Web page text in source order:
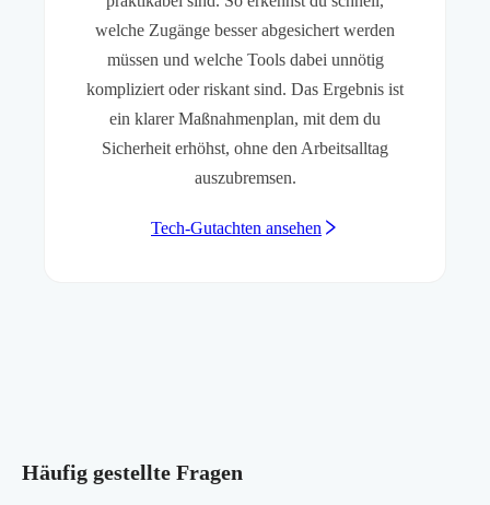
welche Zugänge besser abgesichert werden
müssen und welche Tools dabei unnötig
kompliziert oder riskant sind. Das Ergebnis ist
ein klarer Maßnahmenplan, mit dem du
Sicherheit erhöhst, ohne den Arbeitsalltag
auszubremsen.
Tech-Gutachten ansehen
Häufig gestellte Fragen